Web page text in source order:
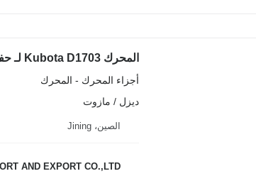
المحرك Kubota D1703 لـ حفارة Kubota U30-5 crawler excavator
أجزاء المحرك - المحرك
ديزل / مازوت
الصين، Jining
AND EXPORT CO.,LTD.